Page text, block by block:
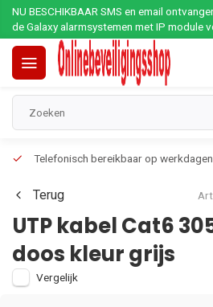
NU BESCHIKBAAR SMS en email
de Galaxy alarmsystemen met IP module
Telefonisch bereikbaar op
Terug
UTP kabel Cat6
doos kleur grijs
Vergelijk